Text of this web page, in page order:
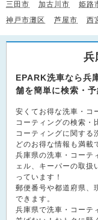
三田市 加古川市 姫路
神戸市灘区
芦屋市 西
兵
EPARK洗車なら兵
舗を簡単に検索・
安くてお得な洗車・コ
コーティングの検索・
コーティングに関する
どのお得な情報も満載
兵庫県の洗車・コーテ
ェル、キーパーの取扱
っています！
郵便番号や都道府県、
できます。
兵庫県で洗車・コーテ